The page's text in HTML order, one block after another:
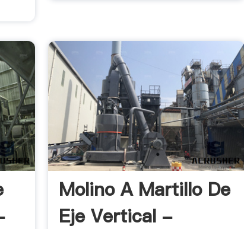
Molino A Martillo De
Eje Vertical -